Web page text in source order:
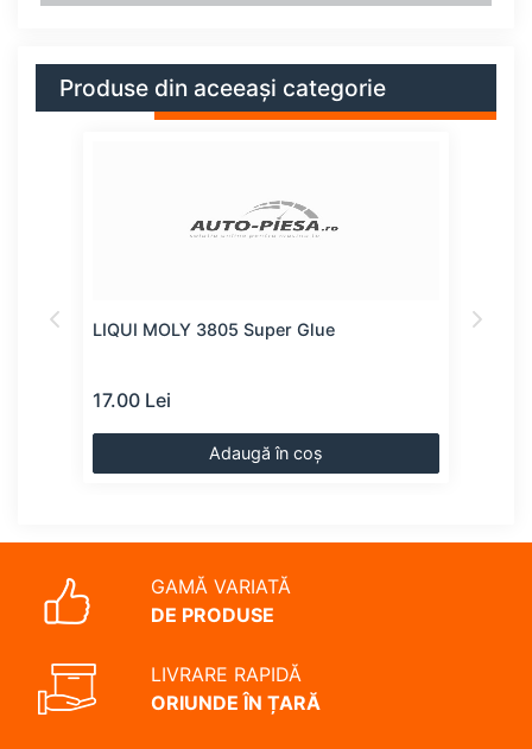
Produse din aceeași categorie
LIQUI MOLY 3805 Super Glue
17.00 Lei
Adaugă în coș
GAMĂ VARIATĂ
DE PRODUSE
LIVRARE RAPIDĂ
ORIUNDE ÎN ȚARĂ